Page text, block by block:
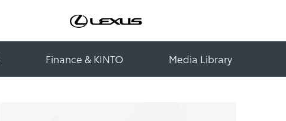
Finance & KINTO Media Library